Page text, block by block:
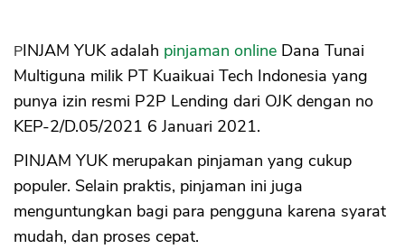
PINJAM YUK adalah pinjaman online Dana Tunai
Multiguna milik PT Kuaikuai Tech Indonesia yang
punya izin resmi P2P Lending dari OJK dengan no
KEP-2/D.05/2021 6 Januari 2021.
PINJAM YUK merupakan pinjaman yang cukup
populer. Selain praktis, pinjaman ini juga
menguntungkan bagi para pengguna karena syarat
mudah, dan proses cepat.